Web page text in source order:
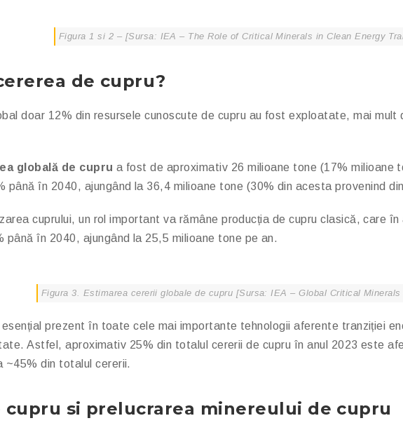
Figura 1 si 2 – [Sursa: IEA – The Role of Critical Minerals in Clean Energy
de cupru?
doar 12% din resursele cunoscute de cupru au fost exploatate, mai
globală de cupru a fost de aproximativ 26 milioane tone (17% milioane
până în 2040, ajungând la 36,4 milioane tone (30% din acesta provenind
cuprului, un rol important va rămâne producția de cupru clasică, care
până în 2040, ajungând la 25,5 milioane tone pe an.
Figura 3. Estimarea cererii globale de cupru [Sursa: IEA – Global Critical
esențial prezent în toate cele mai importante tehnologii aferente tranziției
Astfel, aproximativ 25% din totalul cererii de cupru în anul 2023 este
~45% din totalul cererii.
cupru si prelucrarea minereului de cupru